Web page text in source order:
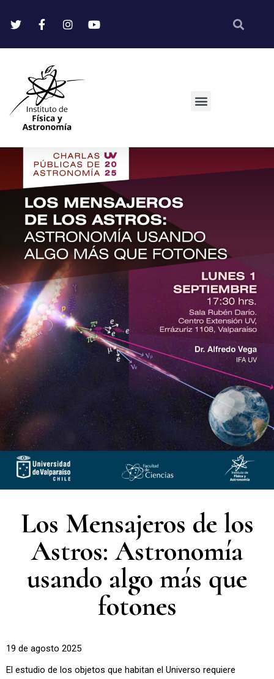
Los Mensajeros de los
Astros: Astronomía
usando algo más que
fotones
19 de agosto 2025
El estudio de los objetos que habitan el Universo requiere